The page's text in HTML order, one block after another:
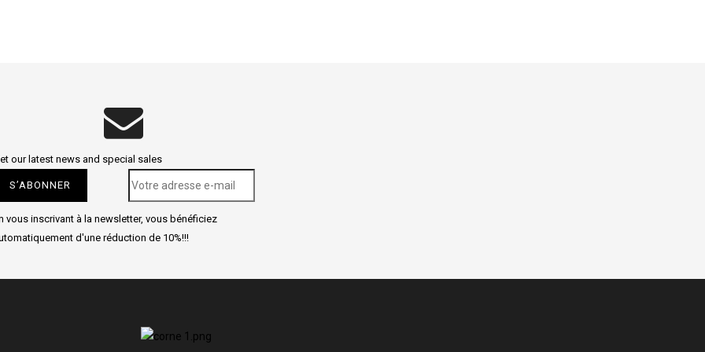
our latest news and special sales
vous inscrivant à la newsletter, vous bénéficiez
d'une réduction de 10%!!!